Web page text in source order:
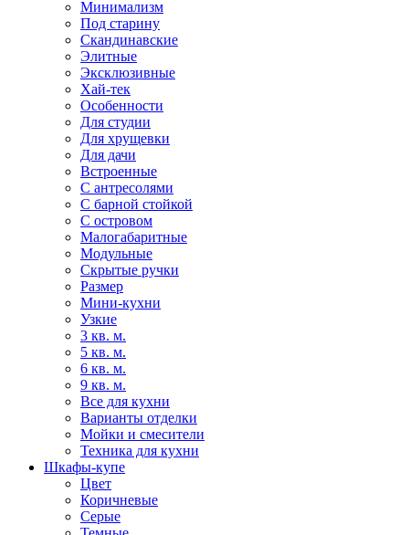
Минимализм
Под старину
Скандинавские
Элитные
Эксклюзивные
Хай-тек
Особенности
Для студии
Для хрущевки
Для дачи
Встроенные
С антресолями
С барной стойкой
С островом
Малогабаритные
Модульные
Скрытые ручки
Размер
Мини-кухни
Узкие
3 кв. м.
5 кв. м.
6 кв. м.
9 кв. м.
Все для кухни
Варианты отделки
Мойки и смесители
Техника для кухни
Шкафы-купе
Цвет
Коричневые
Серые